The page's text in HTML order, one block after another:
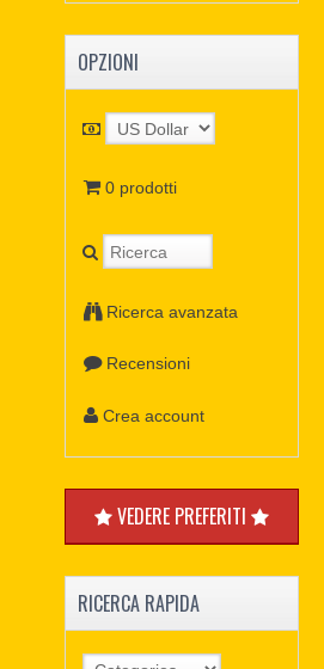
OPZIONI
0 prodotti
Ricerca avanzata
Recensioni
Crea account
VEDERE PREFERITI
RICERCA RAPIDA